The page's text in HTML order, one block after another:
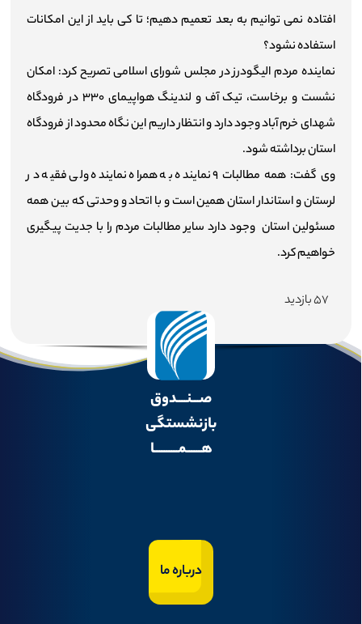
افتاده نمی توانیم به بعد تعمیم دهیم؛ تا کی باید از این امکانات
استفاده نشود؟
نماینده مردم الیگودرز در مجلس شورای اسلامی تصریح کرد: امکان
نشست و برخاست، تیک آف و لندینگ هواپیمای ۳۳۰ در فرودگاه
شهدای خرم آباد وجود دارد و انتظار داریم این نگاه محدود از فرودگاه
استان برداشته شود.
وی گفت: همه مطالبات ۹ نماینده به همراه نماینده ولی فقیه در
لرستان و استاندار استان همین است و با اتحاد و وحدتی که بین همه
مسئولین استان وجود دارد سایر مطالبات مردم را با جدیت پیگیری
خواهیم کرد.
۵۷ بازدید
صـــنــــدوق
بازنشستگی
هــــــمــــــــــا
درباره ما